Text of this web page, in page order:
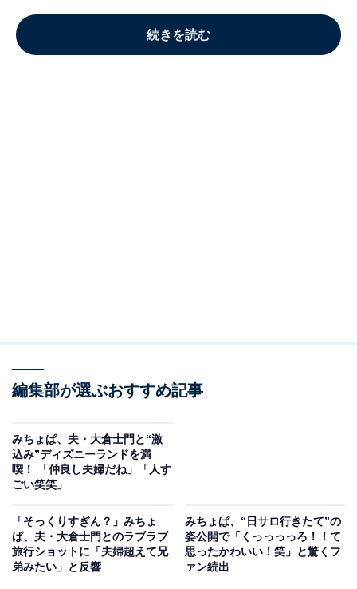
続きを読む
編集部が選ぶおすすめ記事
みちょぱ、夫・大倉士門と“激
込み”ディズニーランドを満
喫！ 「仲良し夫婦だね」「人す
ごい笑笑」
「そっくりすぎん？」みちょ
ぱ、夫・大倉士門とのラブラブ
旅行ショットに「夫婦超えて兄
弟みたい」と反響
みちょぱ、“日サロ行きたて”の
姿公開で「くっっっっろ！！て
思ったかわいい！笑」と驚くフ
ァン続出